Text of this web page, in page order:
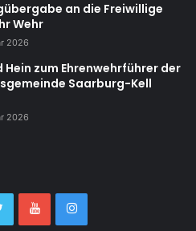
an die Freiwillige
Wehr
2026
Hein zum Ehrenwehrführer der
Saarburg-Kell
2026